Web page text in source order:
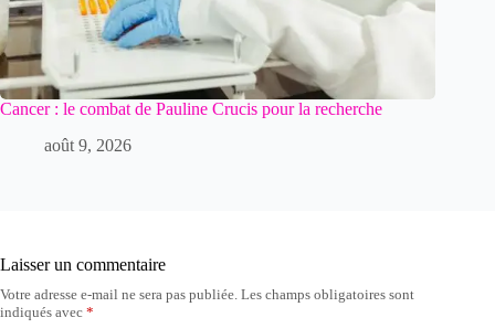
Cancer : le combat de Pauline Crucis pour la recherche
août 9, 2026
Laisser un commentaire
Votre adresse e-mail ne sera pas publiée. Les champs obligatoires sont
indiqués avec *